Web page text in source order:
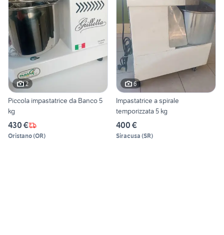
2
Piccola impastatrice da Banco 5
kg
430 €
Oristano(OR)
6
Impastatrice a spirale
temporizzata 5 kg
400 €
Siracusa (SR)